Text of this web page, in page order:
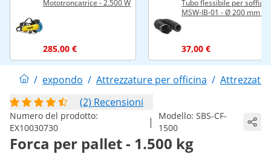
Mototroncatrice - 2.500 W
285,00 €
Tubo flessibile per
MSW-IB-01 - Ø 200 mm -
37,00 €
/ expondo / Attrezzature per officina /
(2) Recensioni
Numero del prodotto:
EX10030730
| Modello:SBS-CF-
1500
Forca per pallet - 1.500 kg